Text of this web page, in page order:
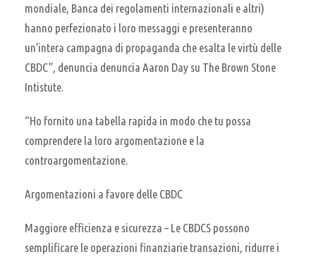
mondiale, Banca dei regolamenti internazionali e altri)
hanno perfezionato i loro messaggi e presenteranno
un’intera campagna di propaganda che esalta le virtù delle
CBDC”, denuncia denuncia Aaron Day su The Brown Stone
Intistute.
“Ho fornito una tabella rapida in modo che tu possa
comprendere la loro argomentazione e la
controargomentazione.
Argomentazioni a favore delle CBDC
Maggiore efficienza e sicurezza – Le CBDCS possono
semplificare le operazioni finanziarie transazioni, ridurre i